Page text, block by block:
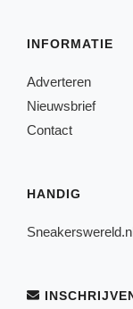
INFORMATIE
Adverteren
Nieuwsbrief
Contact
HANDIG